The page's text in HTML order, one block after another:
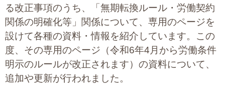
る改正事項のうち、「無期転換ルール・労働契約
関係の明確化等」関係について、専用のページを
設けて各種の資料・情報を紹介しています。この
度、その専用のページ（令和6年4月から労働条件
明示のルールが改正されます）の資料について、
追加や更新が行われました。